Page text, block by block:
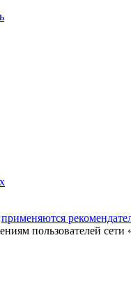
применяются
пользователей